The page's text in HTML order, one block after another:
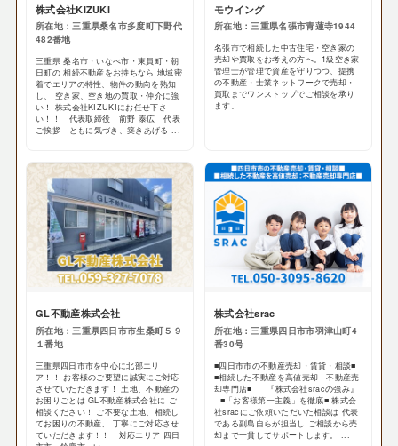
株式会社KIZUKI
所在地：三重県桑名市多度町下野代
482番地
三重県 桑名市・いなべ市・東員町・朝
日町の 相続不動産をお持ちなら 地域密
着でエリアの特性、物件の動向を熟知
し、 空き家、空き地の買取・仲介に強
い！ 株式会社KIZUKIにお任せ下さ
い！！ 代表取締役 前野 泰広 代表
ご挨拶 ともに気づき、築きあげる ...
モウイング
所在地：三重県名張市青蓮寺1944
名張市で相続した中古住宅・空き家の
売却や買取をお考えの方へ。1級空き家
管理士が管理で資産を守りつつ、提携
の不動産・士業ネットワークで売却・
買取までワンストップでご相談を承り
ます。
GL不動産株式会社
所在地：三重県四日市市生桑町５９
１番地
三重県四日市市を中心に北部エリ
ア！！ お客様のご要望に誠実にご対応
させていただきます！ 土地、不動産の
お困りごとは GL不動産株式会社に ご
相談ください！ ご不要な土地、相続し
てお困りの不動産、 丁寧にご対応させ
ていただきます！！ 対応エリア 四日
株式会社srac
所在地：三重県四日市市羽津山町4
番30号
■四日市市の不動産売却・賃貸・相談■
■相続した不動産を高値売却：不動産売
却専門店■ 『株式会社sracの強み』
■「お客様第一主義」を徹底■ 株式会
社sracにご依頼いただいた相談は 代表
である副島自らが担当し ご相談から売
却まで一貫してサポートします。 ...